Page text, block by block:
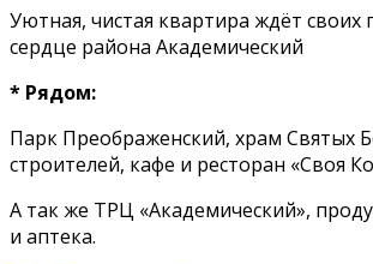
Уютная, чистая квартира ждёт своих
сердце района Академический
* Рядом:
Парк Преображенский, храм Святых
строителей, кафе и ресторан «Своя
А так же ТРЦ «Академический»,
и аптека.